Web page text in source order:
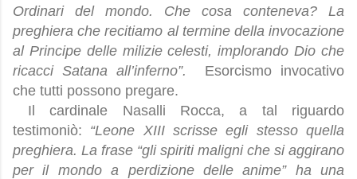
Ordinari del mondo. Che cosa conteneva? La
preghiera che recitiamo al termine della invocazione
al Principe delle milizie celesti, implorando Dio che
ricacci Satana all’inferno”. Esorcismo invocativo
che tutti possono pregare.
Il cardinale Nasalli Rocca, a tal riguardo
testimoniò: “Leone XIII scrisse egli stesso quella
preghiera. La frase “gli spiriti maligni che si aggirano
per il mondo a perdizione delle anime” ha una